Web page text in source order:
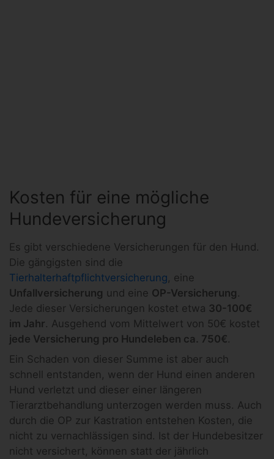
Kosten für eine mögliche
Hundeversicherung
Es gibt verschiedene Versicherungen für den Hund.
Die gängigsten sind die
Tierhalterhaftpflichtversicherung , eine
Unfallversicherung und eine OP-Versicherung .
Jede dieser Versicherungen kostet etwa 30-100€
im Jahr. Ausgehend vom Mittelwert von 50€ kostet
jede Versicherung pro Hundeleben ca. 750€.
Ein Schaden von dieser Summe ist aber auch
schnell entstanden, wenn der Hund einen anderen
Hund verletzt und dieser einer längeren
Tierarztbehandlung unterzogen werden muss. Auch
durch die OP zur Kastration entstehen Kosten, die
nicht zu vernachlässigen sind. Ist der Hundebesitzer
nicht versichert, können statt der jährlich